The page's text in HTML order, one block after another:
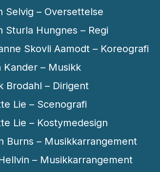
Selvig – Oversettelse
Sturla Hungnes – Regi
Skovli Aamodt – Koreografi
Kander – Musikk
Brodahl – Dirigent
Lie – Scenografi
Lie – Kostymedesign
Burns – Musikkarrangement
– Musikkarrangement